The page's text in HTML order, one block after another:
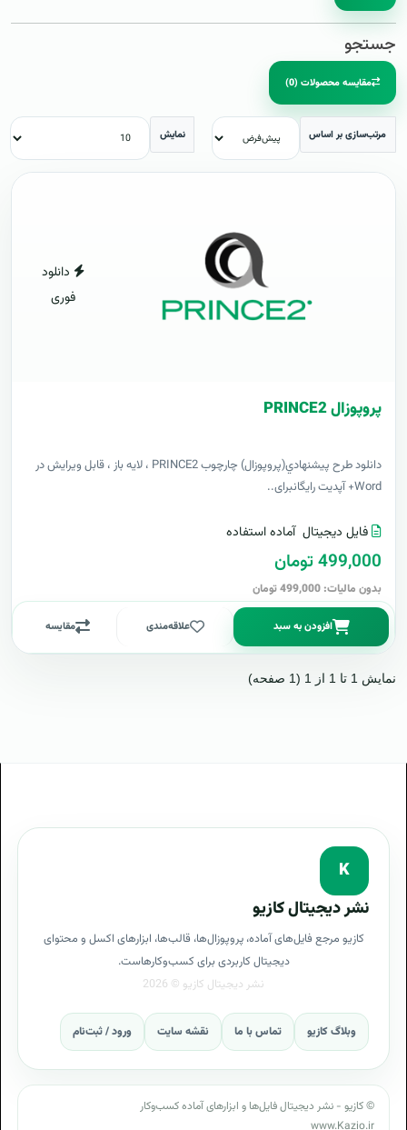
جستجو
مقایسه محصولات (0)
مرتب‌سازی بر اساس نمایش
دانلود
فوری
پروپوزال PRINCE2
دانلود طرح پيشنهادي(پروپوزال) چارچوب PRINCE2 ، لایه باز ، قابل ویرایش در
Word+ آپدیت رایگانبرای..
فایل دیجیتال آماده استفاده
499,000 تومان
بدون مالیات: 499,000 تومان
افزودن به سبد علاقه‌مندی مقایسه
نمایش 1 تا 1 از 1 (1 صفحه)
K
نشر دیجیتال کازیو
کازیو مرجع فایل‌های آماده، پروپوزال‌ها، قالب‌ها، ابزارهای اکسل و محتوای
دیجیتال کاربردی برای کسب‌وکارهاست.
وبلاگ کازیو تماس با ما نقشه سایت ورود / ثبت‌نام
© کازیو - نشر دیجیتال فایل‌ها و ابزارهای آماده کسب‌وکار
www.Kazio.ir